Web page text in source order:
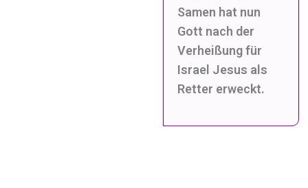
Samen hat nun
Gott nach der
Verheißung für
Israel Jesus als
Retter erweckt.